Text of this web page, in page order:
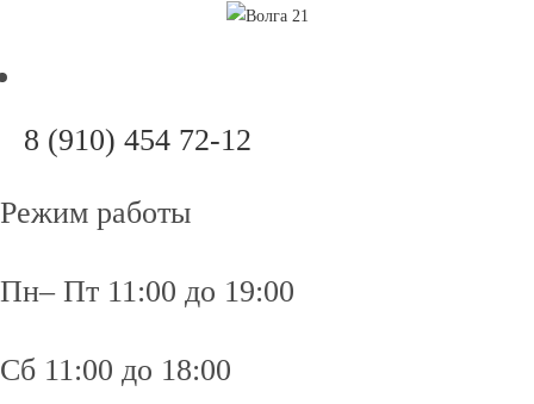
содержимому
8 (910) 454 72-12
Режим работы
Пн– Пт 11:00 до 19:00
Сб 11:00 до 18:00